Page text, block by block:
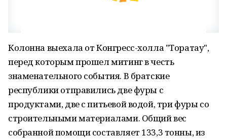
Колонна выехала от Конгресс-холла "Торатау",
перед которым прошел митинг в честь
знаменательного события. В братские
республики отправились две фуры с
продуктами, две с питьевой водой, три фуры со
строительными материалами. Общий вес
собранной помощи составляет 133,3 тонны, из